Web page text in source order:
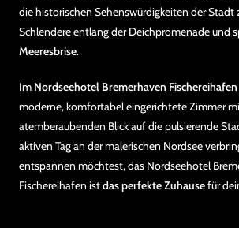
die historischen Sehenswürdigkeiten der Stadt
Schlendere entlang der Deichpromenade und
Meeresbrise.
Im Nordseehotel Bremerhaven Fischereihafen
moderne, komfortabel eingerichtete Zimmer
atemberaubenden Blick auf die pulsierende
aktiven Tag an der malerischen Nordsee
entspannen möchtest, das Nordseehotel
Fischereihafen istdas perfekte Zuhausefür